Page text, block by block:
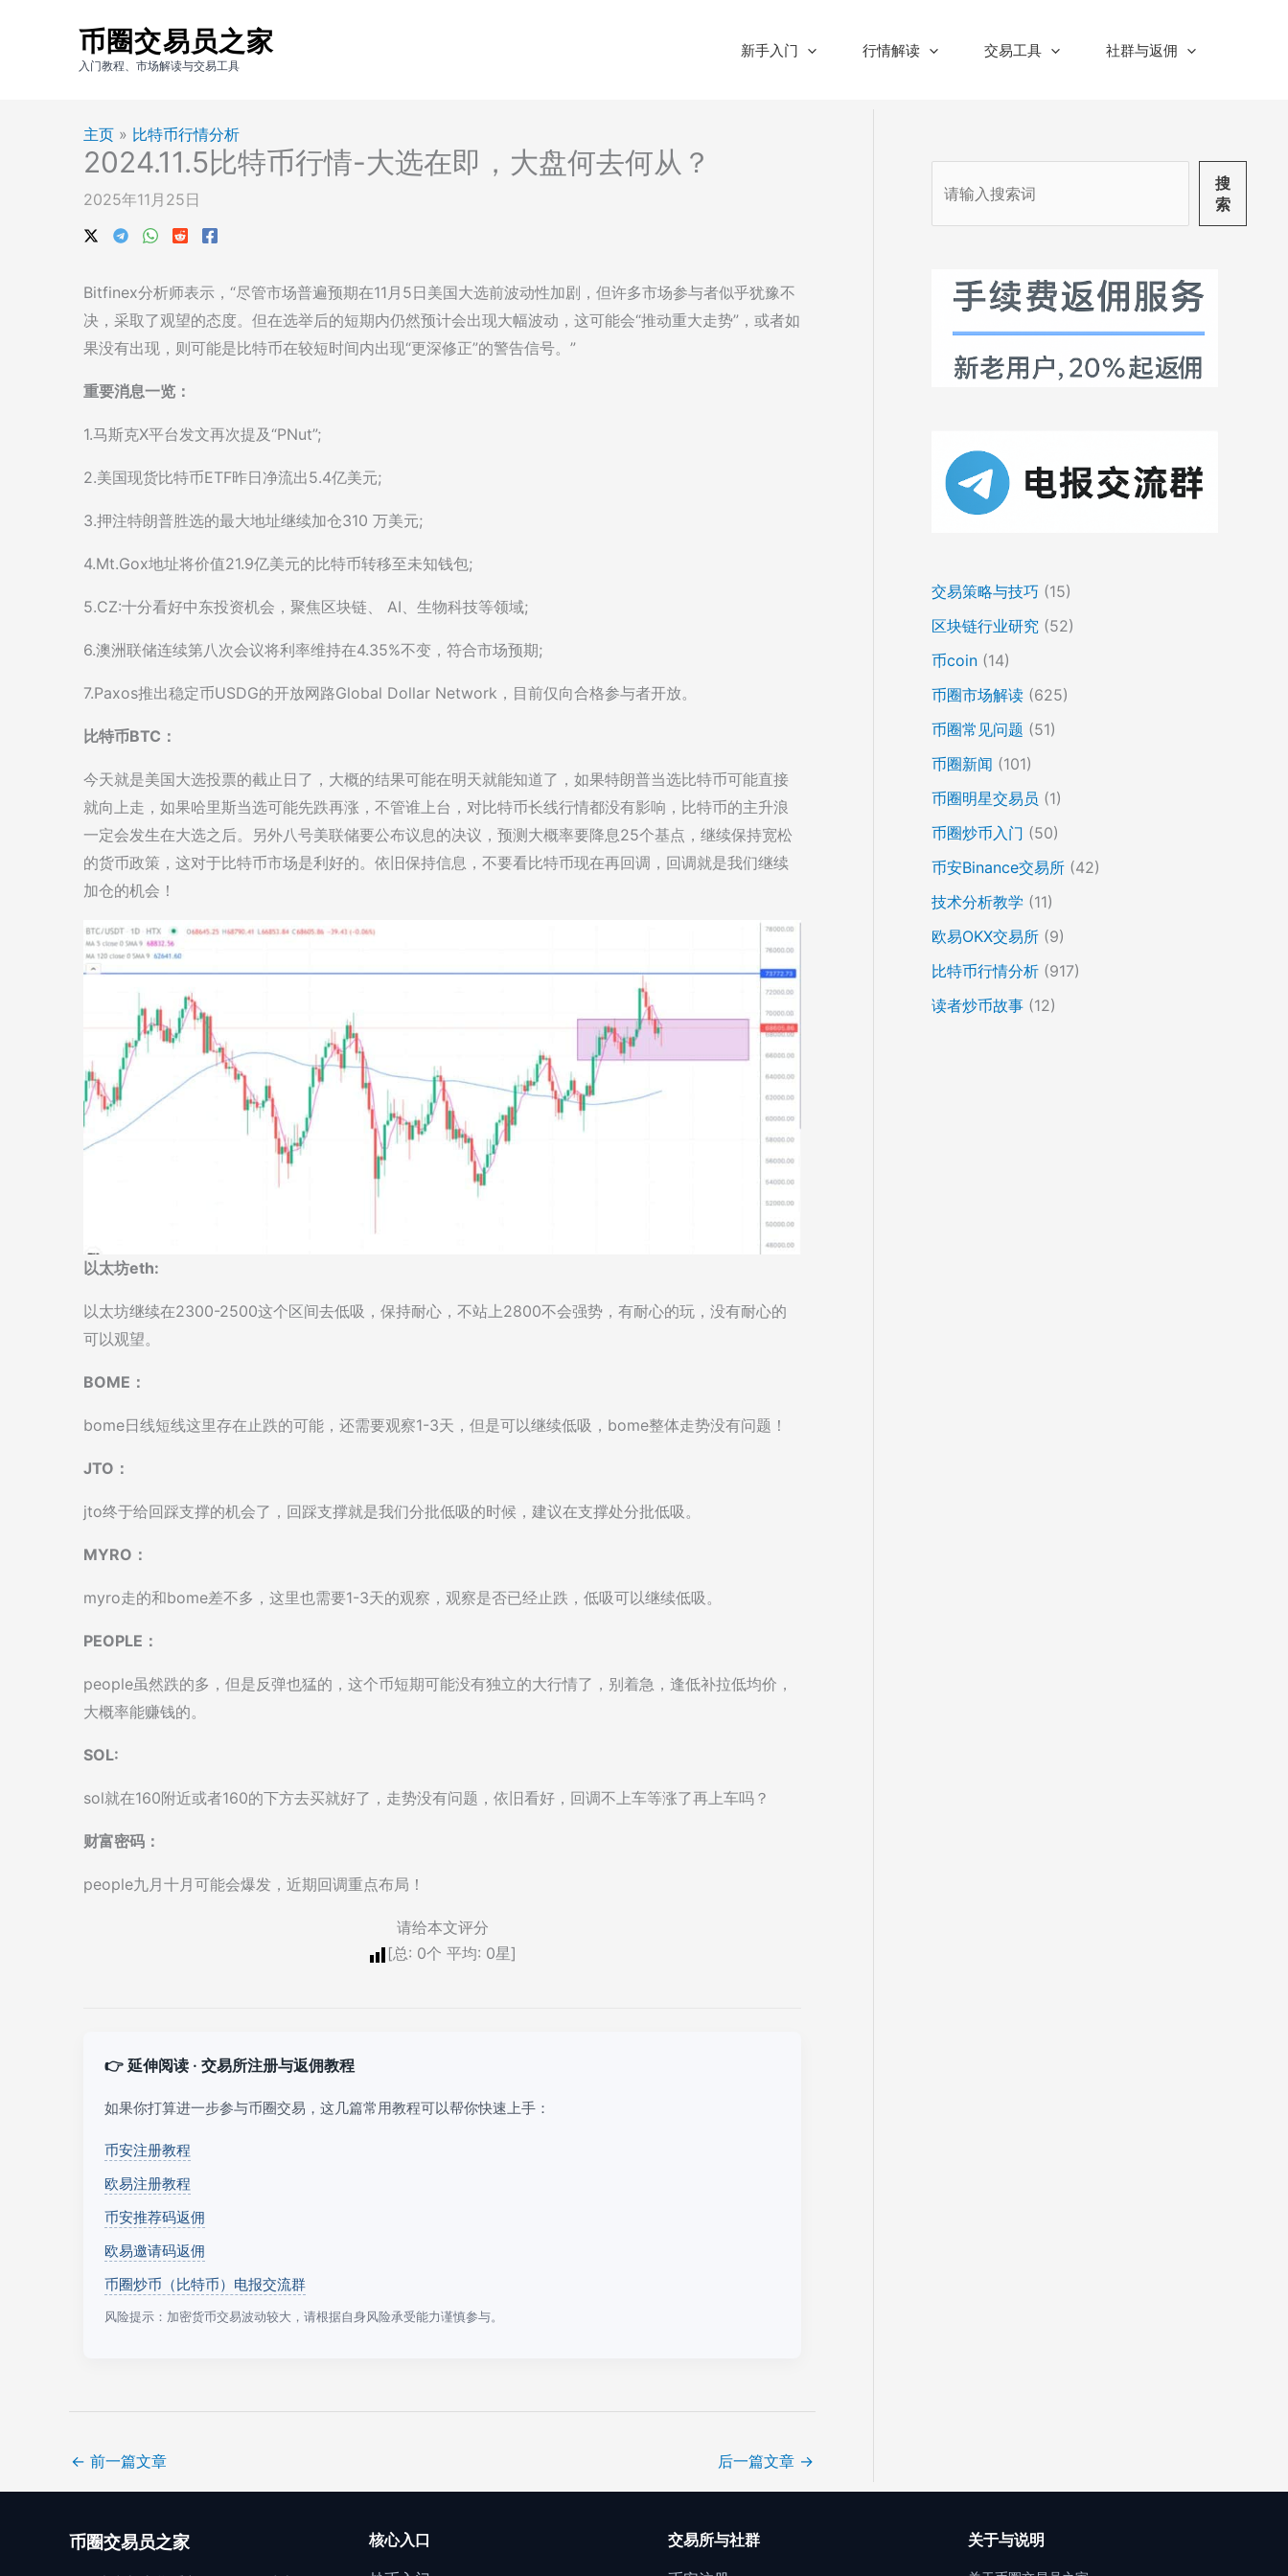
币圈交易员之家
入门教程、市场解读与交易工具
新手入门 行情解读 交易工具 社群与返佣
主页 » 比特币行情分析
2024.11.5比特币行情-大选在即，大盘何去何从？
2025年11月25日
Bitfinex分析师表示，“尽管市场普遍预期在11月5日美国大选前波动性加剧，但许多市场参与者似乎犹豫不
决，采取了观望的态度。但在选举后的短期内仍然预计会出现大幅波动，这可能会“推动重大走势”，或者如
果没有出现，则可能是比特币在较短时间内出现“更深修正”的警告信号。”
重要消息一览：
1.马斯克X平台发文再次提及“PNut”;
2.美国现货比特币ETF昨日净流出5.4亿美元;
3.押注特朗普胜选的最大地址继续加仓310 万美元;
4.Mt.Gox地址将价值21.9亿美元的比特币转移至未知钱包;
5.CZ:十分看好中东投资机会，聚焦区块链、 AI、生物科技等领域;
6.澳洲联储连续第八次会议将利率维持在4.35%不变，符合市场预期;
7.Paxos推出稳定币USDG的开放网路Global Dollar Network，目前仅向合格参与者开放。
比特币BTC：
今天就是美国大选投票的截止日了，大概的结果可能在明天就能知道了，如果特朗普当选比特币可能直接
就向上走，如果哈里斯当选可能先跌再涨，不管谁上台，对比特币长线行情都没有影响，比特币的主升浪
一定会发生在大选之后。另外八号美联储要公布议息的决议，预测大概率要降息25个基点，继续保持宽松
的货币政策，这对于比特币市场是利好的。依旧保持信息，不要看比特币现在再回调，回调就是我们继续
加仓的机会！
以太坊eth:
以太坊继续在2300-2500这个区间去低吸，保持耐心，不站上2800不会强势，有耐心的玩，没有耐心的
可以观望。
BOME：
bome日线短线这里存在止跌的可能，还需要观察1-3天，但是可以继续低吸，bome整体走势没有问题！
JTO：
jto终于给回踩支撑的机会了，回踩支撑就是我们分批低吸的时候，建议在支撑处分批低吸。
MYRO：
myro走的和bome差不多，这里也需要1-3天的观察，观察是否已经止跌，低吸可以继续低吸。
PEOPLE：
people虽然跌的多，但是反弹也猛的，这个币短期可能没有独立的大行情了，别着急，逢低补拉低均价，
大概率能赚钱的。
SOL:
sol就在160附近或者160的下方去买就好了，走势没有问题，依旧看好，回调不上车等涨了再上车吗？
财富密码：
people九月十月可能会爆发，近期回调重点布局！
请给本文评分
[总: 0个 平均: 0星]
👉 延伸阅读 · 交易所注册与返佣教程
如果你打算进一步参与币圈交易，这几篇常用教程可以帮你快速上手：
币安注册教程
欧易注册教程
币安推荐码返佣
欧易邀请码返佣
币圈炒币（比特币）电报交流群
风险提示：加密货币交易波动较大，请根据自身风险承受能力谨慎参与。
← 前一篇文章 后一篇文章 →
搜
索
交易策略与技巧 (15)
区块链行业研究 (52)
币coin (14)
币圈市场解读 (625)
币圈常见问题 (51)
币圈新闻 (101)
币圈明星交易员 (1)
币圈炒币入门 (50)
币安Binance交易所 (42)
技术分析教学 (11)
欧易OKX交易所 (9)
比特币行情分析 (917)
读者炒币故事 (12)
币圈交易员之家 核心入口 交易所与社群 关于与说明